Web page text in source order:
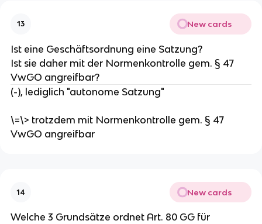
13 New cards
Ist eine Geschäftsordnung eine Satzung?
Ist sie daher mit der Normenkontrolle gem. § 47
VwGO angreifbar?
(-), lediglich "autonome Satzung"
\=\> trotzdem mit Normenkontrolle gem. § 47
VwGO angreifbar
14 New cards
Welche 3 Grundsätze ordnet Art. 80 GG für